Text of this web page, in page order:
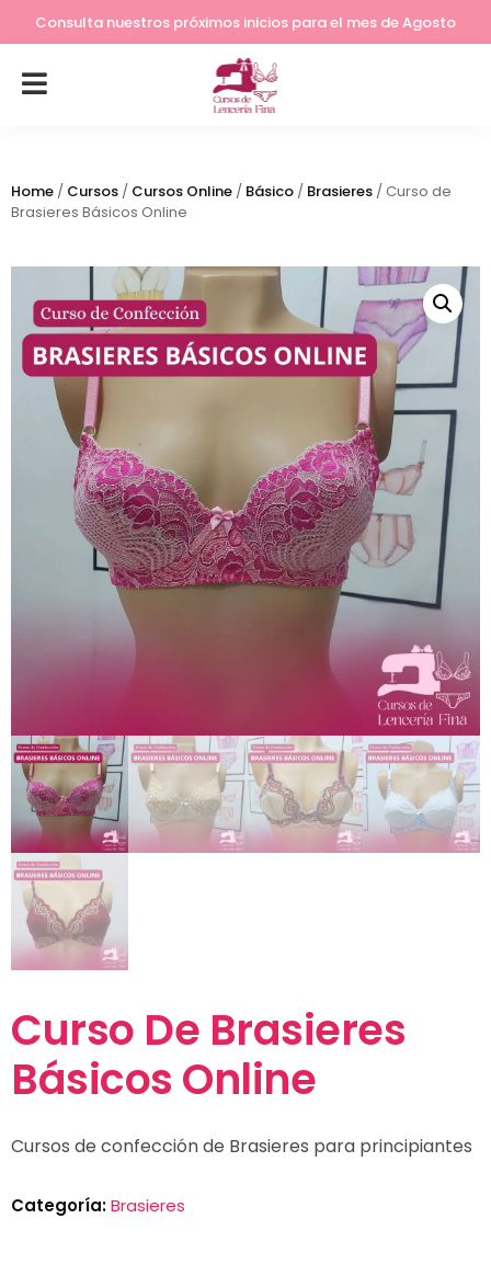
Consulta nuestros próximos inicios para el mes de Agosto
Lleva tu costura a otro nivel
Home / Cursos / Cursos Online / Básico / Brasieres / Curso de
Brasieres Básicos Online
Curso De Brasieres
Básicos Online
Cursos de confección de Brasieres para principiantes
Categoría:Brasieres